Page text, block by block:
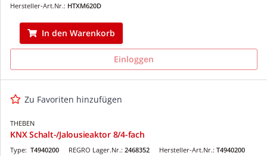
Hersteller-Art.Nr.: HTXM620D
In den Warenkorb
Einloggen
Zu Favoriten hinzufügen
THEBEN
KNX Schalt-/Jalousieaktor 8/4-fach
REGRO Lager.Nr.: 2468352
Type: T4940200 Hersteller-Art.Nr.: T4940200